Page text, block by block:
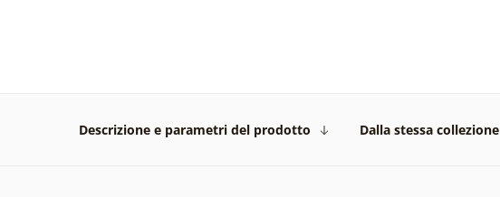
Descrizione e parametri del prodotto Dalla stessa collezione